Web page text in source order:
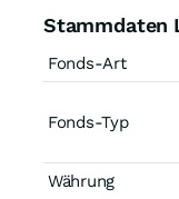
Stammdaten
Fonds-Art
Fonds-Typ
Währung